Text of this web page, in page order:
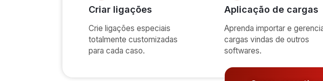
Criar ligações
Crie ligações especiais
totalmente customizadas
para cada caso.
Aplicação de cargas
Aprenda importar e
cargas vindas de outros
softwares.